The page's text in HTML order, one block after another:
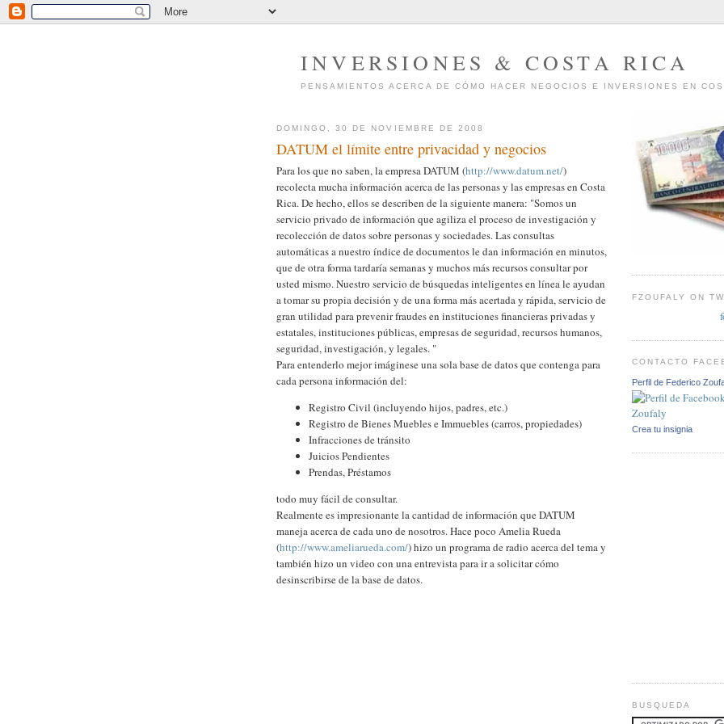
INVERSIONES & COSTA RICA
PENSAMIENTOS ACERCA DE CÓMO HACER NEGOCIOS E INVERSIONES EN
DOMINGO, 30 DE NOVIEMBRE DE 2008
DATUM el límite entre privacidad y negocios
Para los que no saben, la empresa DATUM (http://www.datum.net/)
recolecta mucha información acerca de las personas y las empresas en Costa
Rica. De hecho, ellos se describen de la siguiente manera: "Somos un
servicio privado de información que agiliza el proceso de investigación y
recolección de datos sobre personas y sociedades. Las consultas
automáticas a nuestro índice de documentos le dan información en minutos,
que de otra forma tardaría semanas y muchos más recursos consultar por
usted mismo. Nuestro servicio de búsquedas inteligentes en línea le ayudan
a tomar su propia decisión y de una forma más acertada y rápida, servicio de
gran utilidad para prevenir fraudes en instituciones financieras privadas y
estatales, instituciones públicas, empresas de seguridad, recursos humanos,
seguridad, investigación, y legales. "
Para entenderlo mejor imáginese una sola base de datos que contenga para
cada persona información del:
Registro Civil (incluyendo hijos, padres, etc.)
Registro de Bienes Muebles e Immuebles (carros, propiedades)
Infracciones de tránsito
Juicios Pendientes
Prendas, Préstamos
todo muy fácil de consultar.
Realmente es impresionante la cantidad de información que DATUM
maneja acerca de cada uno de nosotros. Hace poco Amelia Rueda
(http://www.ameliarueda.com/) hizo un programa de radio acerca del tema y
también hizo un video con una entrevista para ir a solicitar cómo
desinscribirse de la base de datos.
FZOUFALY ON
CONTACTO
Perfil de Federico
Crea tu insignia
BUSQUEDA